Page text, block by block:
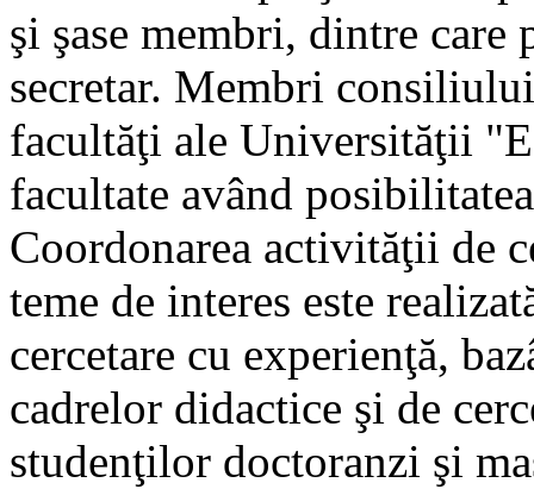
şi şase membri, dintre care
secretar. Membri
facultăţi ale Universităţii
facultate având
Coordonarea activităţii de
teme de interes este
cercetare cu experienţă,
cadrelor didactice şi de
studenţilor doctoranzi şi